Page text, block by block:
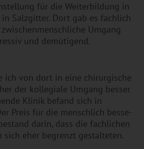
für die Wei­ter­bil­dung in
Salz­git­ter. Dort gab es fach­lich
Um­gang
und de­mü­ti­gend.
ich von dort in eine chir­ur­gi­sche
der kol­le­gia­le Um­gang bes­ser
Kli­nik be­fand sich in
Preis für die mensch­lich bes­se­
darin, dass die fach­li­chen
sich eher be­grenzt ge­stal­te­ten.